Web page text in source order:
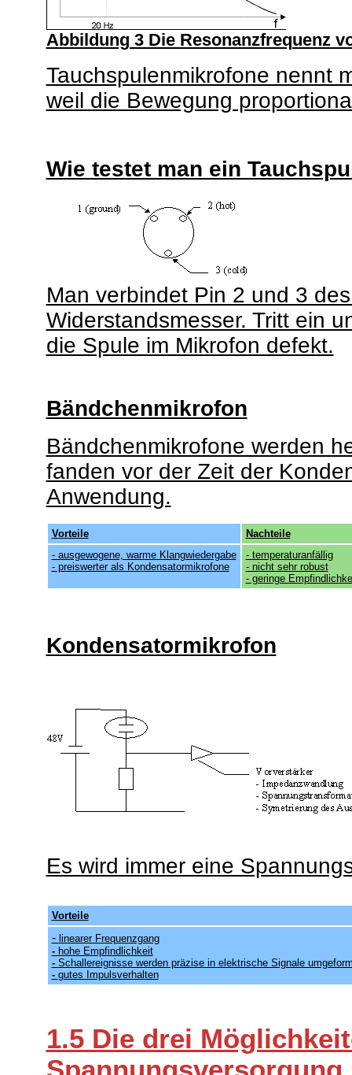
Abbildung 3 Die Resonanzfrequenz
Tauchspulenmikrofone nennt
weil die Bewegung
Wie testet man ein
Man verbindet Pin 2 und 3
Widerstandsmesser. Tritt ein
die Spule im Mikrofon defekt.
Bändchenmikrofon
Bändchenmikrofone werden
fanden vor der Zeit der
Anwendung.
Vorteile
Nachteile
- ausgewogene, warme Klangwiedergabe
- preiswerter als Kondensatormikrofone
- temperaturanfällig
- nicht sehr robust
- geringe
Kondensatormikrofon
Es wird immer eine
Vorteile
- linearer Frequenzgang
- hohe Empfindlichkeit
- Schallereignisse werden präzise in elektrische Signale
- gutes Impulsverhalten
1.5 Die drei